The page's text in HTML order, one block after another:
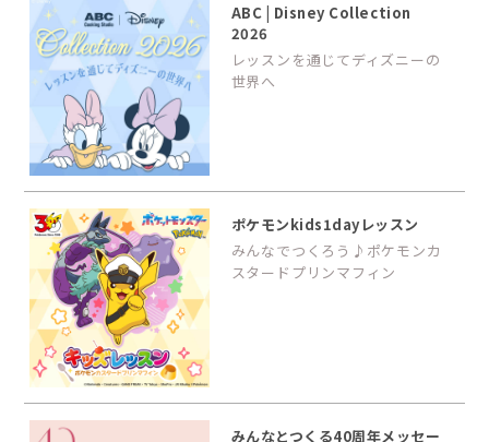
ABC | Disney Collection
2026
レッスンを通じてディズニーの
世界へ
ポケモンkids1dayレッスン
みんなでつくろう♪ポケモンカ
スタードプリンマフィン
みんなとつくる40周年メッセー